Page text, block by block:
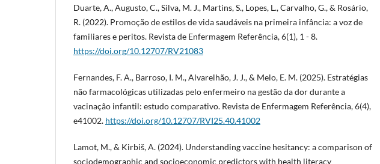
Duarte, A., Augusto, C., Silva, M. J., Martins, S., Lopes, L., Carvalho, G., & Rosário,
R. (2022). Promoção de estilos de vida saudáveis na primeira infância: a voz de
familiares e peritos. Revista de Enfermagem Referência, 6(1), 1 - 8.
https://doi.org/10.12707/RV21083
Fernandes, F. A., Barroso, I. M., Alvarelhão, J. J., & Melo, E. M. (2025). Estratégias
não farmacológicas utilizadas pelo enfermeiro na gestão da dor durante a
vacinação infantil: estudo comparativo. Revista de Enfermagem Referência, 6(4),
e41002. https://doi.org/10.12707/RVI25.40.41002
Lamot, M., & Kirbiš, A. (2024). Understanding vaccine hesitancy: a comparison of
sociodemographic and socioeconomic predictors with health literacy